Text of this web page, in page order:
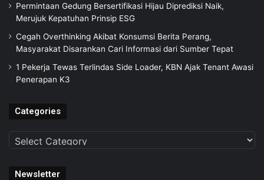
Permintaan Gedung Bersertifikasi Hijau Diprediksi Naik,
Merujuk Kepatuhan Prinsip ESG
Cegah Overthinking Akibat Konsumsi Berita Perang,
Masyarakat Disarankan Cari Informasi dari Sumber Tepat
1 Pekerja Tewas Terlindas Side Loader, KBN Ajak Tenant Awasi
Penerapan K3
Categories
Categories
Newsletter